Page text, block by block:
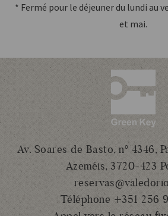
* Fermé pour le déjeuner du lundi au
et mai.
Av. Soares de Basto, nº 4346,
Azeméis, 3720-423
Téléphone +351 256